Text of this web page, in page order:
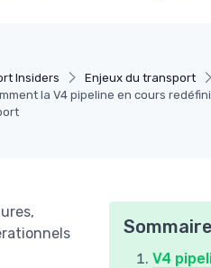
Insiders Enjeux du transport
la V4 pipeline en cours
Sommaire
V4